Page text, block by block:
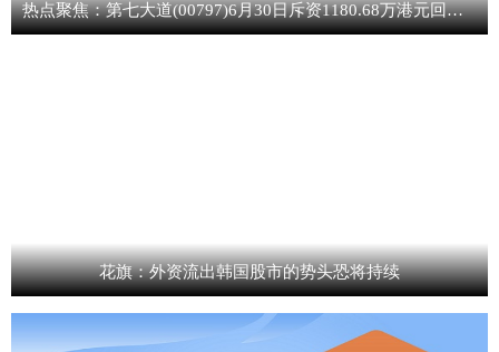
热点聚焦：第七大道(00797)6月30日斥资1180.68万港元回购1019.8万股
花旗：外资流出韩国股市的势头恐将持续